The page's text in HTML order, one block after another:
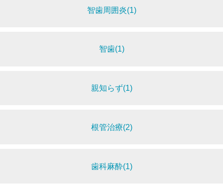
智歯周囲炎(1)
智歯(1)
親知らず(1)
根管治療(2)
歯科麻酔(1)